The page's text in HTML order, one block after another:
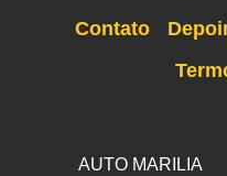
Contato
AUTO MARILIA